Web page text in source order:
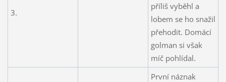
3.
příliš vyběhl a
lobem se ho snažil
přehodit. Domácí
golman si však
míč pohlídal.
První náznak